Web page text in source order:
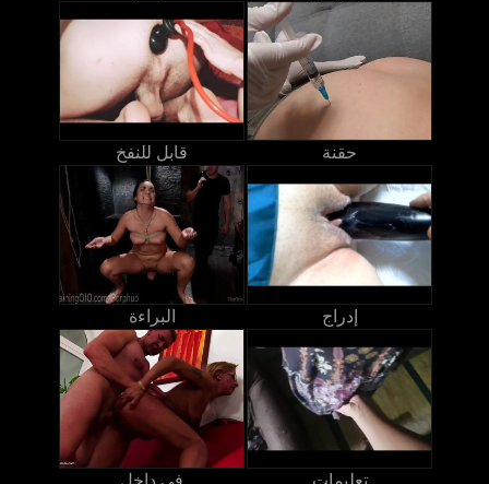
قابل للنفخ حقنة
البراءة إدراج